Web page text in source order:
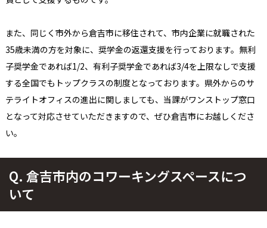
また、同じく市外から倉吉市に移住されて、市内企業に就職された
35歳未満の方を対象に、奨学金の返還支援を行っております。無利
子奨学金であれば1/2、有利子奨学金であれば3/4を上限なしで支援
する全国でもトップクラスの制度となっております。県外からのサ
テライトオフィスの進出に関しましても、当課がワンストップ窓口
となって対応させていただきますので、ぜひ倉吉市にお越しくださ
い。
Q. 倉吉市内のコワーキングスペースにつ
いて